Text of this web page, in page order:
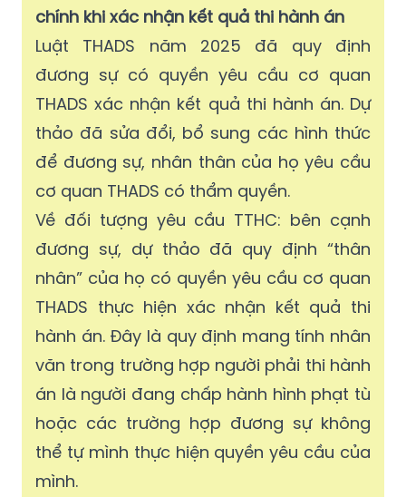
chính khi xác nhận kết quả thi hành án
Luật THADS năm 2025 đã quy định
đương sự có quyền yêu cầu cơ quan
THADS xác nhận kết quả thi hành án. Dự
thảo đã sửa đổi, bổ sung các hình thức
để đương sự, nhân thân của họ yêu cầu
cơ quan THADS có thẩm quyền.
Về đối tượng yêu cầu TTHC: bên cạnh
đương sự, dự thảo đã quy định “thân
nhân” của họ có quyền yêu cầu cơ quan
THADS thực hiện xác nhận kết quả thi
hành án. Đây là quy định mang tính nhân
văn trong trường hợp người phải thi hành
án là người đang chấp hành hình phạt tù
hoặc các trường hợp đương sự không
thể tự mình thực hiện quyền yêu cầu của
mình.